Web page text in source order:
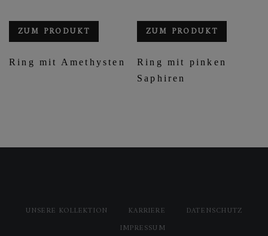
ZUM PRODUKT
Ring mit Amethysten
ZUM PRODUKT
Ring mit pinken
Saphiren
UNSERE KOLLEKTION KARRIERE
DATENSCHUTZ
IMPRESSUM